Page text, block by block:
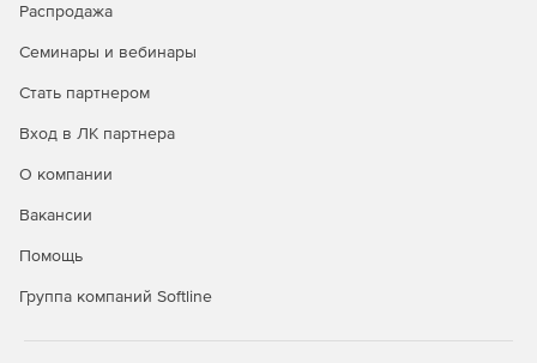
Распродажа
Семинары и вебинары
Стать партнером
Вход в ЛК партнера
О компании
Вакансии
Помощь
Группа компаний Softline